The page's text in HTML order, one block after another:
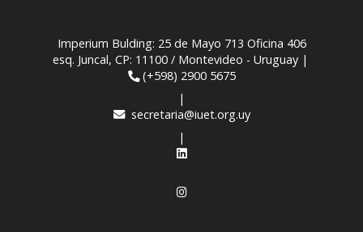
Imperium Bulding: 25 de Mayo 713 Oficina 406
esq. Juncal, CP: 11100 / Montevideo - Uruguay |
(+598) 2900 5675
|
secretaria@iuet.org.uy
|